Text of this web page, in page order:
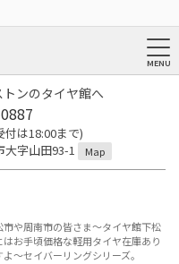
ンのタイヤ館へ
付は18:00まで)
字山田93-1
Map
市や周南市の皆さま〜タイヤ館下松
はお手頃価格な軽用タイヤ在庫あり
よ〜セイバーリングシリーズ。